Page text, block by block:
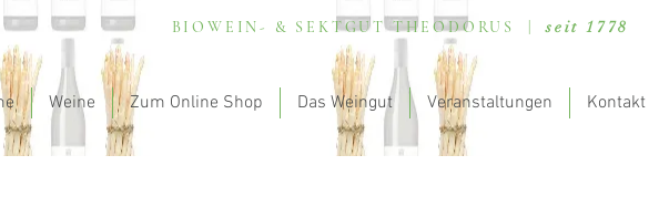
BIOWEIN- & SEKTGUT THEODORUS |seit 1778
Weine Zum Online Shop Das Weingut Veranstaltungen Kontakt